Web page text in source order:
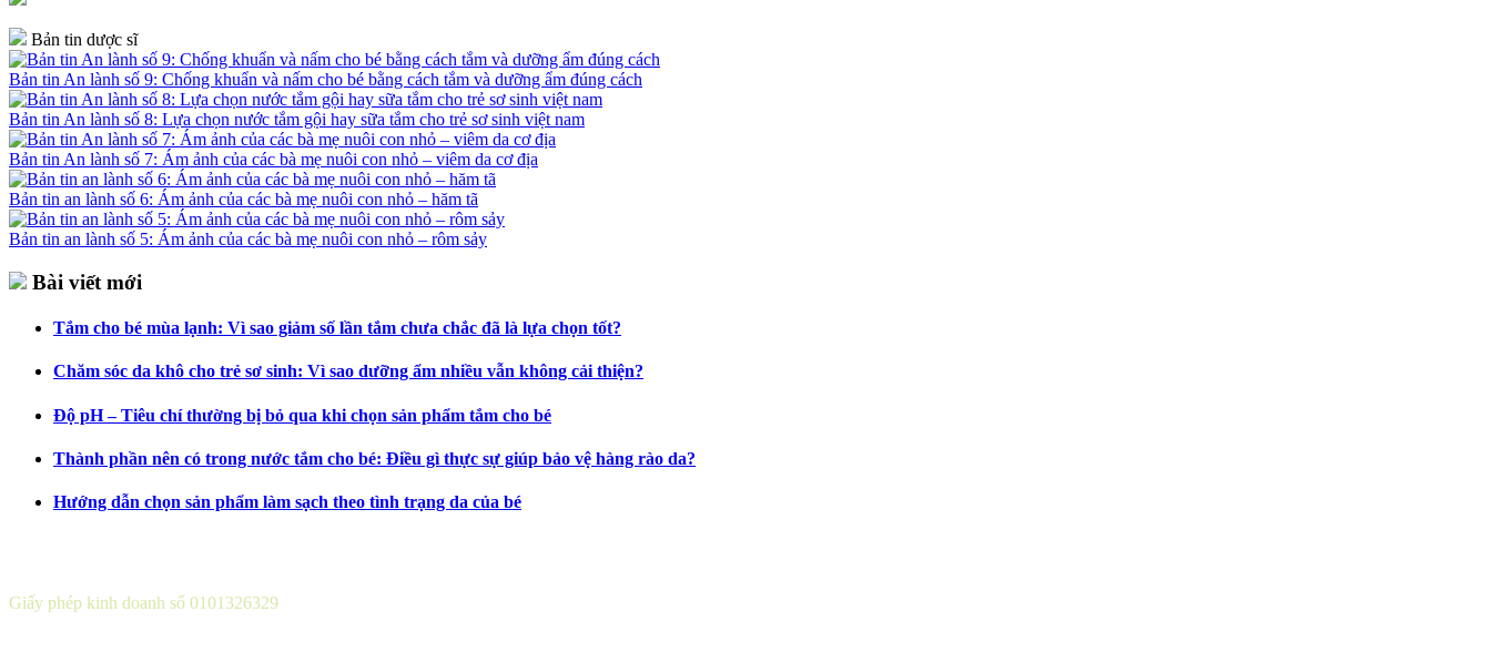
Bản tin dược sĩ
Bản tin An lành số 9: Chống khuẩn và nấm cho bé bằng cách tắm và dưỡng ẩm đúng cách
Bản tin An lành số 8: Lựa chọn nước tắm gội hay sữa tắm cho trẻ sơ sinh việt nam
Bản tin An lành số 7: Ám ảnh của các bà mẹ nuôi con nhỏ – viêm da cơ địa
Bản tin an lành số 6: Ám ảnh của các bà mẹ nuôi con nhỏ – hăm tã
Bản tin an lành số 5: Ám ảnh của các bà mẹ nuôi con nhỏ – rôm sảy
Bài viết mới
Tắm cho bé mùa lạnh: Vì sao giảm số lần tắm chưa chắc đã là lựa chọn tốt?
Chăm sóc da khô cho trẻ sơ sinh: Vì sao dưỡng ẩm nhiều vẫn không cải thiện?
Độ pH – Tiêu chí thường bị bỏ qua khi chọn sản phẩm tắm cho bé
Thành phần nên có trong nước tắm cho bé: Điều gì thực sự giúp bảo vệ hàng rào da?
Hướng dẫn chọn sản phẩm làm sạch theo tình trạng da của bé
Giấy phép kinh doanh số 0101326329